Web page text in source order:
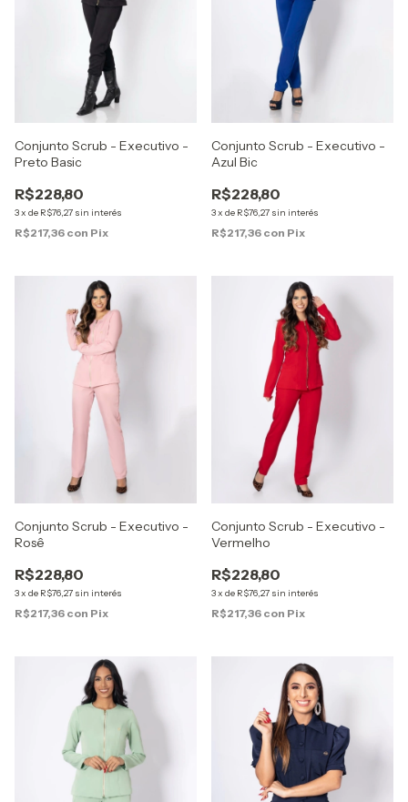
Conjunto Scrub - Executivo -
Preto Basic
R$228,80
3x de R$76,27 sin interés
R$217,36 con Pix
Conjunto Scrub - Executivo -
Azul Bic
R$228,80
3x de R$76,27 sin interés
R$217,36 con Pix
Conjunto Scrub - Executivo -
Rosê
R$228,80
3x de R$76,27 sin interés
R$217,36 con Pix
Conjunto Scrub - Executivo -
Vermelho
R$228,80
3x de R$76,27 sin interés
R$217,36 con Pix